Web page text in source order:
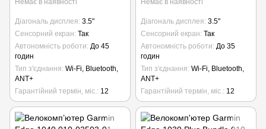
Немає в наявності
Діагональ дисплея 3.5"
Сенсорний екран Так
Автономність роботи До 45
годин
Тип з'єднання Wi-Fi, Bluetooth,
ANT+
Гарантійний термін, міс. 12
Немає в наявності
Діагональ дисплея 3.5"
Сенсорний екран Так
Автономність роботи До 35
годин
Тип з'єднання Wi-Fi, Bluetooth,
ANT+
Гарантійний термін, міс. 12